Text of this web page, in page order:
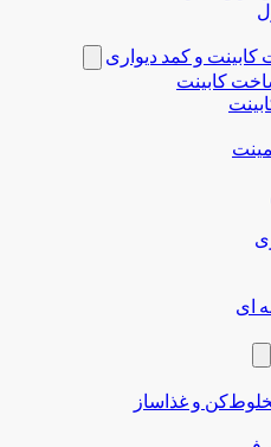
و کمد دیواری
کابینت
ای
و غذاساز